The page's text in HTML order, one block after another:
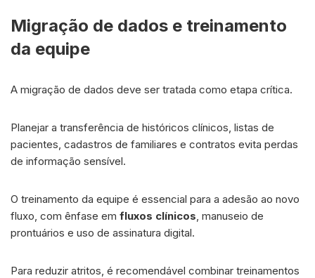
Migração de dados e treinamento
da equipe
A migração de dados deve ser tratada como etapa crítica.
Planejar a transferência de históricos clínicos, listas de
pacientes, cadastros de familiares e contratos evita perdas
de informação sensível.
O treinamento da equipe é essencial para a adesão ao novo
fluxo, com ênfase em fluxos clínicos , manuseio de
prontuários e uso de assinatura digital.
Para reduzir atritos, é recomendável combinar treinamentos